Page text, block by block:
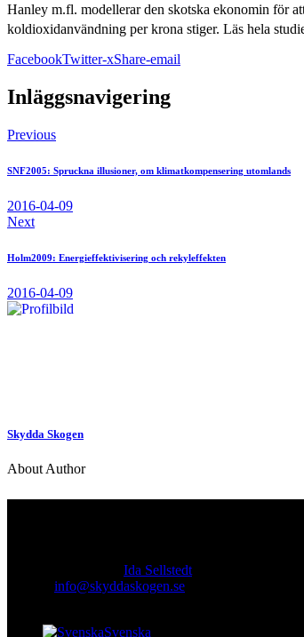
Hanley m.fl. modellerar den skotska ekonomin för
koldioxidanvändning per krona stiger. Läs hela
FacebookTwitter-xShare-email
Inläggsnavigering
Previous
SNF2005: Spruckna illusioner, om klimatkompensering utomlands
2016-04-09
Next
Holm2009: Energieffektivisering och rekyleffekten
2016-04-09
Skydda Skogen
About Author
Ida Sellstedt
info@skyddaskogen.se
Svenska